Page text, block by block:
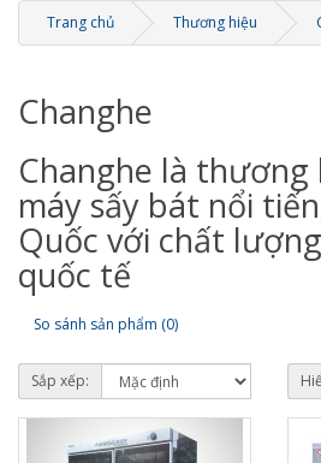
Trang chủ Thương hiệu
Changhe
Changhe là thương
máy sấy bát nổi
Quốc với chất
quốc tế
So sánh sản phẩm (0)
Sắp xếp: